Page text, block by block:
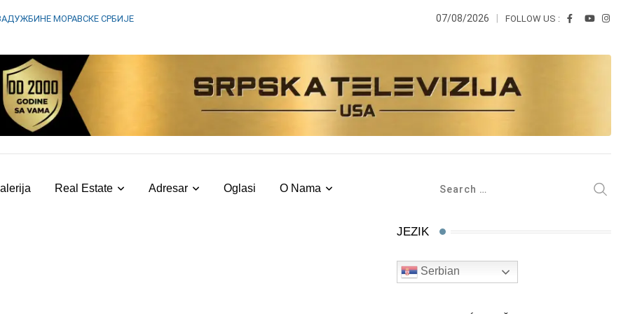
МОРАВСКЕ СРБИЈЕ 07/08/2026 FOLLOW US :
Real Estate Adresar Oglasi O Nama
JEZIK
Serbian